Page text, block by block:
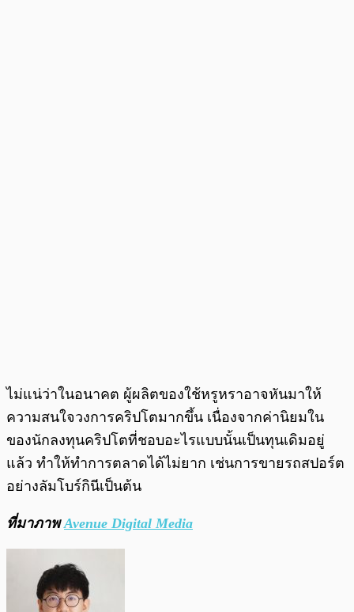
ไม่แน่ว่าในอนาคต ผู้ผลิตของใช้หรูหราอาจหันมาให้
ความสนใจวงการคริปโตมากขึ้น เนื่องจากค่านิยมใน
ของนักลงทุนคริปโตที่ชอบอะไรแบบนั้นเป็นทุนเดิมอยู่
แล้ว ทำให้ทำการตลาดได้ไม่ยาก เช่นการขายรถสปอร์ต
อย่างลัมโบร์กินีเป็นต้น
ที่มาภาพAvenue Digital Media